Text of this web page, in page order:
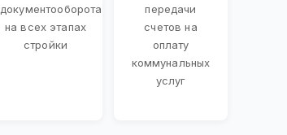
документооборота
на всех этапах
стройки
передачи
счетов на
оплату
коммунальных
услуг